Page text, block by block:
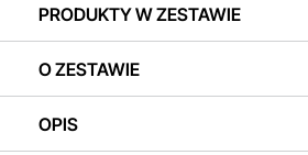
PRODUKTY W ZESTAWIE
O ZESTAWIE
OPIS